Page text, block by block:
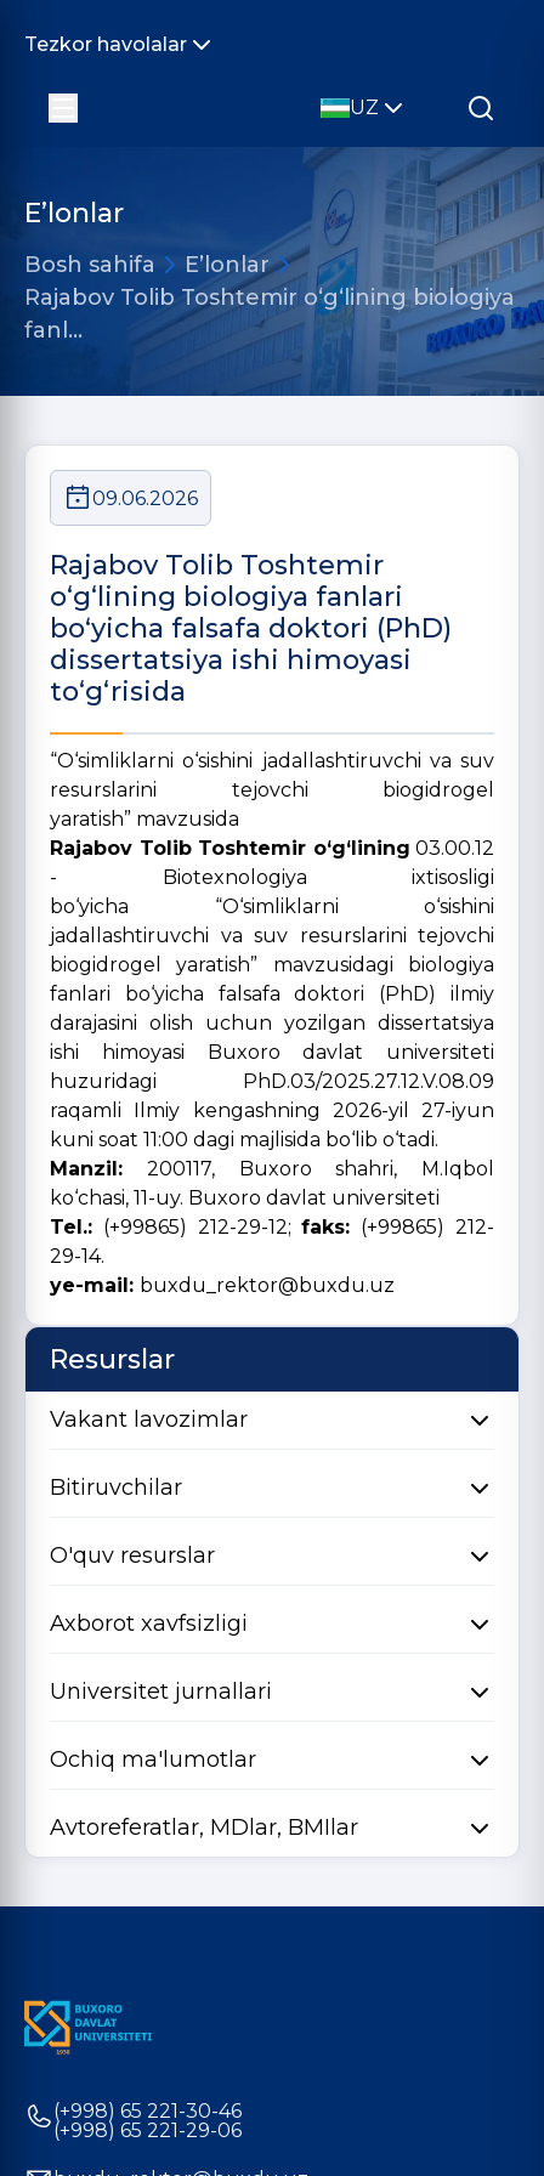
Tezkor havolalar
UZ
E’lonlar
Bosh sahifa
E’lonlar
Rajabov Tolib Toshtemir o‘g‘lining biologiya
fanl…
09.06.2026
Rajabov Tolib Toshtemir
o‘g‘lining biologiya fanlari
boʻyicha falsafa doktori (PhD)
dissertatsiya ishi himoyasi
to‘g‘risida
“O‘simliklarni o‘sishini jadallashtiruvchi va suv
resurslarini tejovchi biogidrogel
yaratish” mavzusida
Rajabov Tolib Toshtemir o‘g‘lining 03.00.12
- Biotexnologiya ixtisosligi
bo‘yicha “O‘simliklarni o‘sishini
jadallashtiruvchi va suv resurslarini tejovchi
biogidrogel yaratish” mavzusidagi biologiya
fanlari bo‘yicha falsafa doktori (PhD) ilmiy
darajasini olish uchun yozilgan dissertatsiya
ishi himoyasi Buxoro davlat universiteti
huzuridagi PhD.03/2025.27.12.V.08.09
raqamli Ilmiy kengashning 2026-yil 27-iyun
kuni soat 11:00 dagi majlisida bo‘lib o‘tadi.
Manzil: 200117, Buxoro shahri, M.Iqbol
ko‘chasi, 11-uy. Buxoro davlat universiteti
Tel.: (+99865) 212-29-12;faks: (+99865) 212-
29-14.
ye-mail: buxdu_rektor@buxdu.uz
Resurslar
Vakant lavozimlar
Bitiruvchilar
O'quv resurslar
Axborot xavfsizligi
Universitet jurnallari
Ochiq ma'lumotlar
Avtoreferatlar, MDlar, BMIlar
(+998) 65 221-30-46
(+998) 65 221-29-06